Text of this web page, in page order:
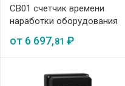
СВ01 счетчик времени
наработки оборудования
от 6 697,81 ₽